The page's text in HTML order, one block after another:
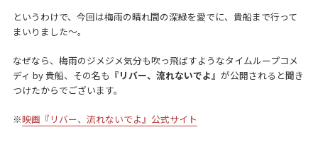
というわけで、今回は梅雨の晴れ間の深緑を愛でに、貴船まで行って
まいりました～。
なぜなら、梅雨のジメジメ気分も吹っ飛ばすようなタイムループコメ
ディ by 貴船、その名も 『リバー、流れないでよ』 が公開されると聞き
つけたからでございます。
※映画『リバー、流れないでよ』公式サイト